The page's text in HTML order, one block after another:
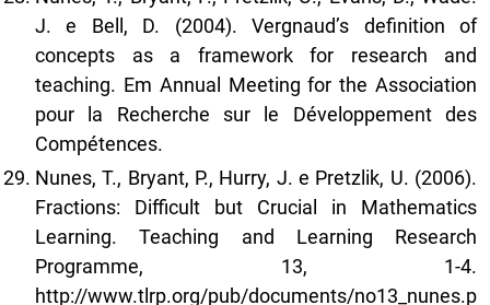
J. e Bell, D. (2004). Vergnaud’s definition of
concepts as a framework for research and
teaching. Em Annual Meeting for the Association
pour la Recherche sur le Développement des
Compétences.
Nunes, T., Bryant, P., Hurry, J. e Pretzlik, U. (2006).
Fractions: Difficult but Crucial in Mathematics
Learning. Teaching and Learning Research
Programme, 13, 1-4.
http://www.tlrp.org/pub/documents/no13_nunes.p